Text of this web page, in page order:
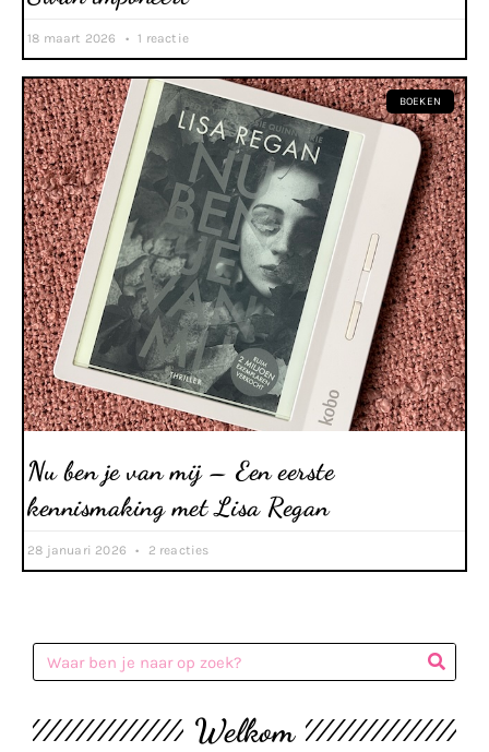
18 maart 2026 1 reactie
BOEKEN
Nu ben je van mij – Een eerste
kennismaking met Lisa Regan
28 januari 2026 2 reacties
Welkom